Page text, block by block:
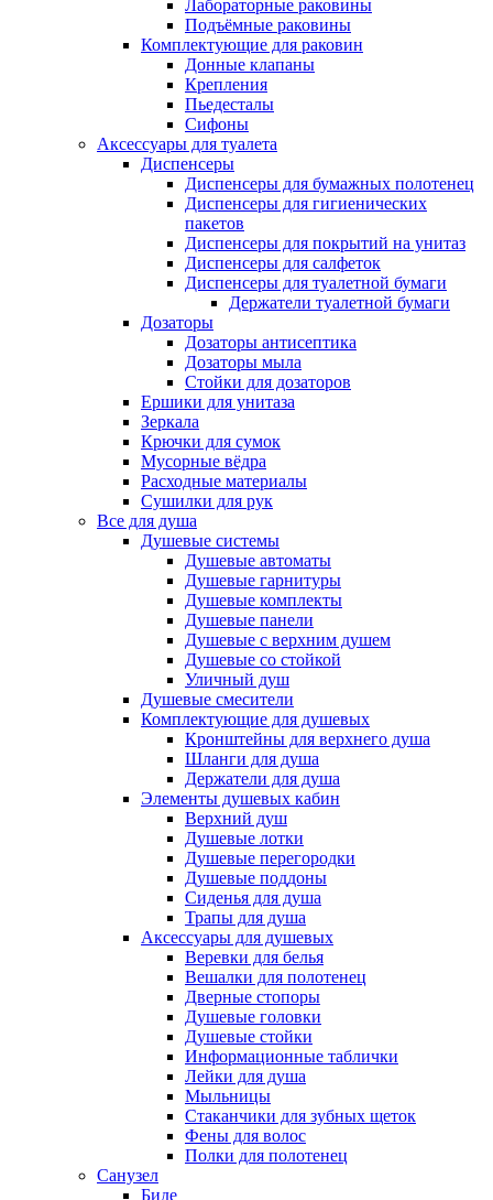
Лабораторные раковины
Подъёмные раковины
Комплектующие для раковин
Донные клапаны
Крепления
Пьедесталы
Сифоны
Аксессуары для туалета
Диспенсеры
Диспенсеры для бумажных полотенец
Диспенсеры для гигиенических
пакетов
Диспенсеры для покрытий на унитаз
Диспенсеры для салфеток
Диспенсеры для туалетной бумаги
Держатели туалетной бумаги
Дозаторы
Дозаторы антисептика
Дозаторы мыла
Стойки для дозаторов
Ершики для унитаза
Зеркала
Крючки для сумок
Мусорные вёдра
Расходные материалы
Сушилки для рук
Все для душа
Душевые системы
Душевые автоматы
Душевые гарнитуры
Душевые комплекты
Душевые панели
Душевые с верхним душем
Душевые со стойкой
Уличный душ
Душевые смесители
Комплектующие для душевых
Кронштейны для верхнего душа
Шланги для душа
Держатели для душа
Элементы душевых кабин
Верхний душ
Душевые лотки
Душевые перегородки
Душевые поддоны
Сиденья для душа
Трапы для душа
Аксессуары для душевых
Веревки для белья
Вешалки для полотенец
Дверные стопоры
Душевые головки
Душевые стойки
Информационные таблички
Лейки для душа
Мыльницы
Стаканчики для зубных щеток
Фены для волос
Полки для полотенец
Санузел
Биде